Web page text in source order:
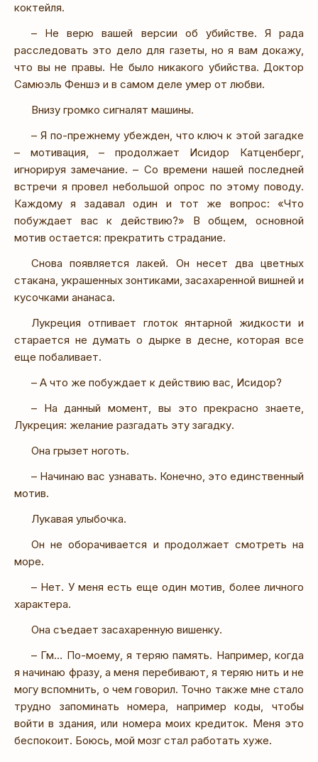
коктейля.
– Не верю вашей версии об убийстве. Я рада
расследовать это дело для газеты, но я вам докажу,
что вы не правы. Не было никакого убийства. Доктор
Самюэль Феншэ и в самом деле умер от любви.
Внизу громко сигналят машины.
– Я по-прежнему убежден, что ключ к этой загадке
– мотивация, – продолжает Исидор Катценберг,
игнорируя замечание. – Со времени нашей последней
встречи я провел небольшой опрос по этому поводу.
Каждому я задавал один и тот же вопрос: «Что
побуждает вас к действию?» В общем, основной
мотив остается: прекратить страдание.
Снова появляется лакей. Он несет два цветных
стакана, украшенных зонтиками, засахаренной вишней и
кусочками ананаса.
Лукреция отпивает глоток янтарной жидкости и
старается не думать о дырке в десне, которая все
еще побаливает.
– А что же побуждает к действию вас, Исидор?
– На данный момент, вы это прекрасно знаете,
Лукреция: желание разгадать эту загадку.
Она грызет ноготь.
– Начинаю вас узнавать. Конечно, это единственный
мотив.
Лукавая улыбочка.
Он не оборачивается и продолжает смотреть на
море.
– Нет. У меня есть еще один мотив, более личного
характера.
Она съедает засахаренную вишенку.
– Гм… По-моему, я теряю память. Например, когда
я начинаю фразу, а меня перебивают, я теряю нить и не
могу вспомнить, о чем говорил. Точно также мне стало
трудно запоминать номера, например коды, чтобы
войти в здания, или номера моих кредиток. Меня это
беспокоит. Боюсь, мой мозг стал работать хуже.